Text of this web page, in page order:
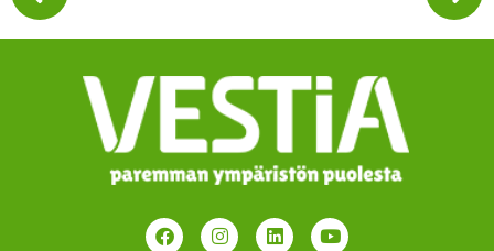
F
a
I
n
L
i
Y
o